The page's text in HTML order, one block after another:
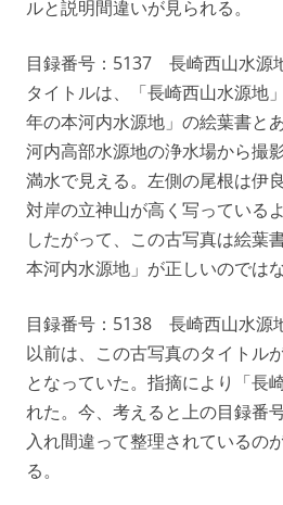
ルと説明間違いが見られる。
目録番号：5137 長崎西山水源
タイトルは、「長崎西山水源地
年の本河内水源地」の絵葉書と
河内高部水源地の浄水場から撮
満水で見える。左側の尾根は伊
対岸の立神山が高く写っている
したがって、この古写真は絵葉
本河内水源地」が正しいのではな
目録番号：5138 長崎西山水源
以前は、この古写真のタイトル
となっていた。指摘により「長
れた。今、考えると上の目録番
入れ間違って整理されているの
る。